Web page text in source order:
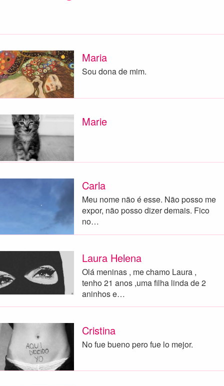
Maria
Sou dona de mim.
Marie
Carla
Meu nome não é esse. Não posso me
expor, não posso dizer demais. Fico
no…
Laura Helena
Olá meninas , me chamo Laura ,
tenho 21 anos ,uma filha linda de 2
aninhos e…
Cristina
No fue bueno pero fue lo mejor.